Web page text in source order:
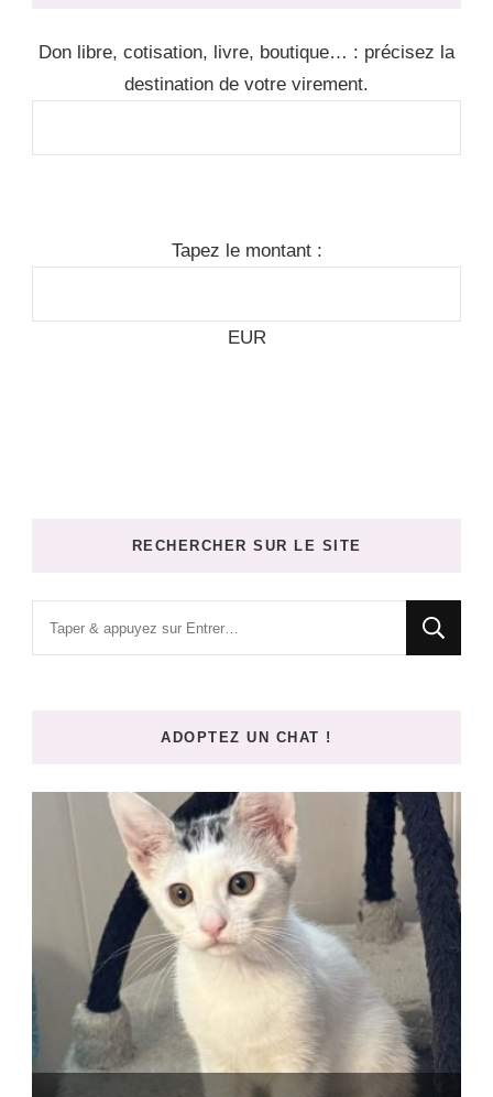
Don libre, cotisation, livre, boutique… : précisez la
destination de votre virement.
Tapez le montant :
EUR
RECHERCHER SUR LE SITE
ADOPTEZ UN CHAT !